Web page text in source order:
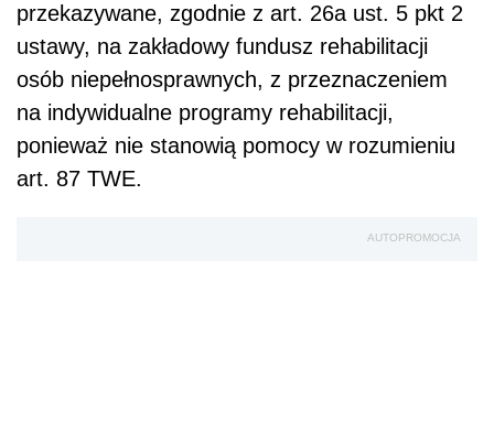
przekazywane, zgodnie z art. 26a ust. 5 pkt 2
ustawy, na zakładowy fundusz rehabilitacji
osób niepełnosprawnych, z przeznaczeniem
na indywidualne programy rehabilitacji,
ponieważ nie stanowią pomocy w rozumieniu
art. 87 TWE.
AUTOPROMOCJA